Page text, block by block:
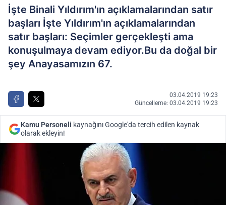
İşte Binali Yıldırım'ın açıklamalarından satır
başları İşte Yıldırım'ın açıklamalarından
satır başları: Seçimler gerçekleşti ama
konuşulmaya devam ediyor.Bu da doğal bir
şey Anayasamızın 67.
03.04.2019 19:23
Güncelleme: 03.04.2019 19:23
Kamu Personeli kaynağını Google'da tercih edilen kaynak
olarak ekleyin!